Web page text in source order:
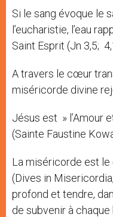
Si le sang évoque le
l’eucharistie, l’eau
Saint Esprit (Jn 3,5;
A travers le cœur
miséricorde divine
Jésus est » l’Amour
(Sainte Faustine
La miséricorde est le
(Dives in
profond et tendre,
de subvenir à